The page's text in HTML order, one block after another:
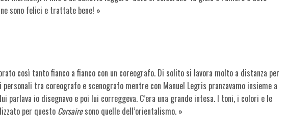
sono felici e trattate bene! »
così tanto fianco a fianco con un coreografo. Di solito si lavora molto a distanza per
tra coreografo e scenografo mentre con Manuel Legris pranzavamo insieme a
parlava io disegnavo e poi lui correggeva. C’era una grande intesa. I toni, i colori e le
per questo Corsairesono quelle dell’orientalismo. »